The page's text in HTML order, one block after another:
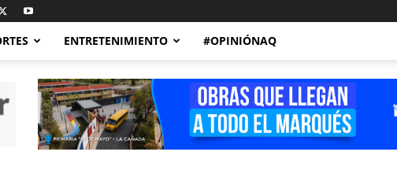
ENTRETENIMIENTO #OPINIÓNAQ